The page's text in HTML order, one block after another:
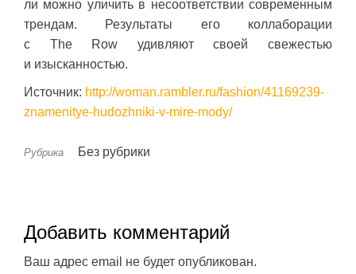
ли можно уличить в несоответствии современным
трендам. Результаты его коллаборации
с The Row удивляют своей свежестью
и изысканностью.
Источник: http://woman.rambler.ru/fashion/41169239-
znamenitye-hudozhniki-v-mire-mody/
Рубрика Без рубрики
Добавить комментарий
Ваш адрес email не будет опубликован.